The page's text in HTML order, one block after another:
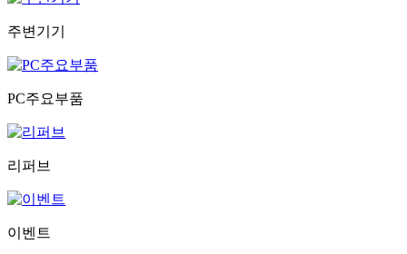
주변기기
PC주요부품
리퍼브
이벤트